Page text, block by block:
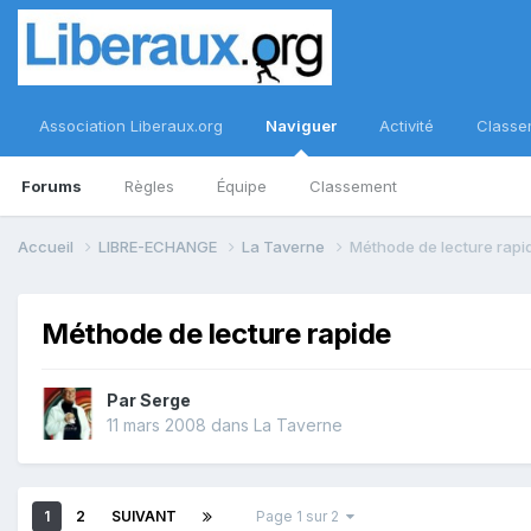
Association Liberaux.org Naviguer
Forums Règles Équipe Classement
Activité
Accueil LIBRE-ECHANGE La Taverne Méthode de lecture
Méthode de lecture rapide
ParSerge
11 mars 2008 dans La Taverne
1 2 SUIVANT Page 1 sur 2